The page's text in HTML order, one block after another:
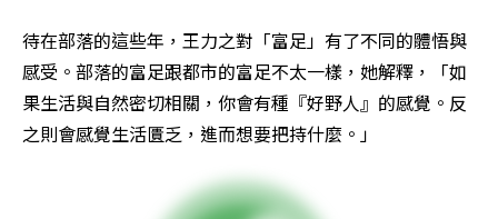
待在部落的這些年，王力之對「富足」有了不同的體悟與
感受。部落的富足跟都市的富足不太一樣，她解釋，「如
果生活與自然密切相關，你會有種『好野人』的感覺。反
之則會感覺生活匱乏，進而想要把持什麼。」